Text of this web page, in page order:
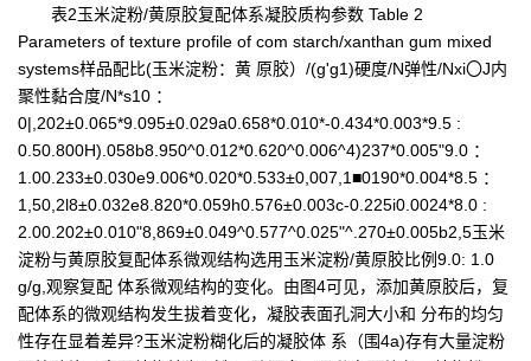
表2玉米淀粉/黄原胶复配体系凝胶质构参数 Table 2
Parameters of texture profile of com starch/xanthan gum mixed
systems样品配比(玉米淀粉：黄 原胶）/(g'g1)硬度/N弹性/Nxi〇J内
聚性黏合度/N*s10 ：
0|,202±0.065*9.095±0.029a0.658*0.010*-0.434*0.003*9.5 :
0.50.800H).058b8.950^0.012*0.620^0.006^4)237*0.005"9.0 ：
1.00.233±0.030e9.006*0.020*0.533±0,007,1■0190*0.004*8.5 ：
1,50,2l8±0.032e8.820*0.059h0.576±0.003c-0.225i0.0024*8.0 :
2.00.202±0.010"8,869±0.049^0.577^0.025"^.270±0.005b2,5玉米
淀粉与黄原胶复配体系微观结构选用玉米淀粉/黄原胶比例9.0: 1.0
g/g,观察复配 体系微观结构的变化。由图4可见，添加黄原胶后，复
配体系的微观结构发生拔着变化，凝胶表面孔洞大小和 分布的均匀
性存在显着差异?玉米淀粉糊化后的凝胶体 系（围4a)存有大量淀粉